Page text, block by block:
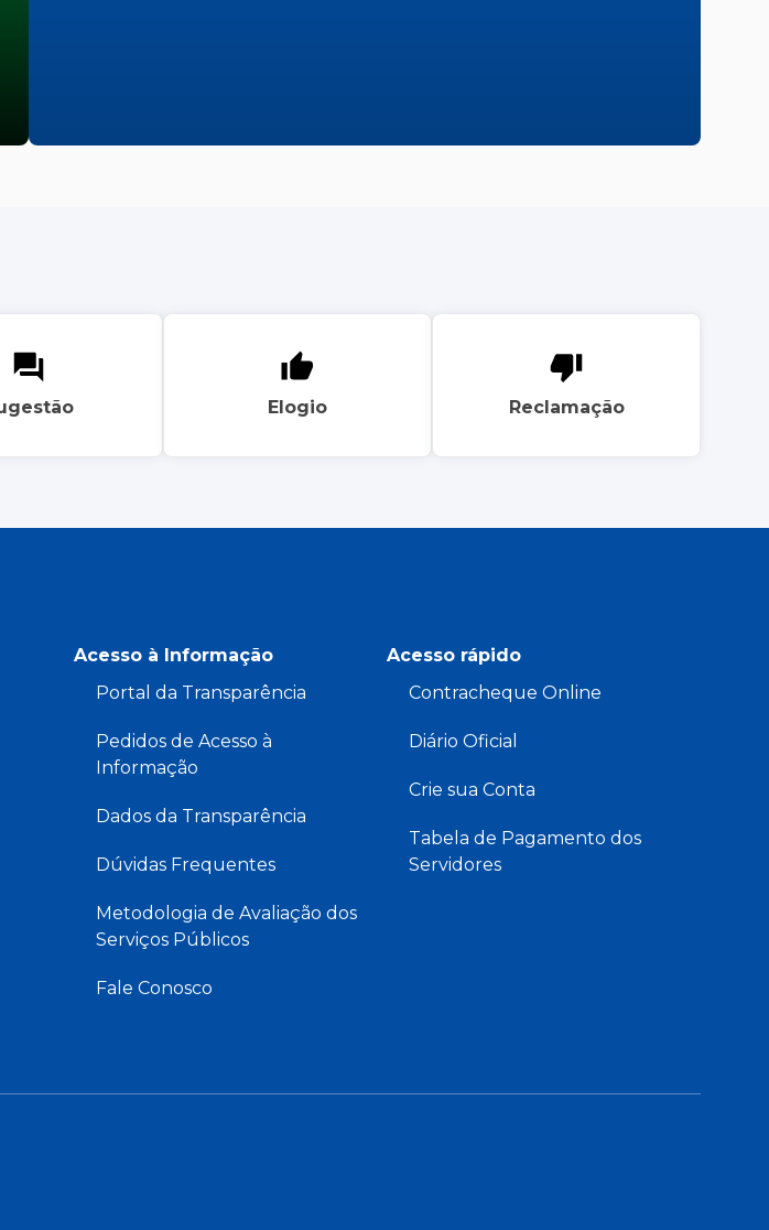
Elogio Reclamação
Acesso à Informação
Portal da Transparência
Pedidos de Acesso à
Informação
Dados da Transparência
Dúvidas Frequentes
Metodologia de Avaliação dos
Serviços Públicos
Fale Conosco
Acesso rápido
Contracheque Online
Diário Oficial
Crie sua Conta
Tabela de Pagamento dos
Servidores